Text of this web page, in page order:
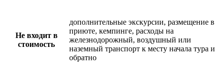
Не входит в
стоимость
дополнительные экскурсии, размещение в
приюте, кемпинге, расходы на
железнодорожный, воздушный или
наземный транспорт к месту начала тура и
обратно